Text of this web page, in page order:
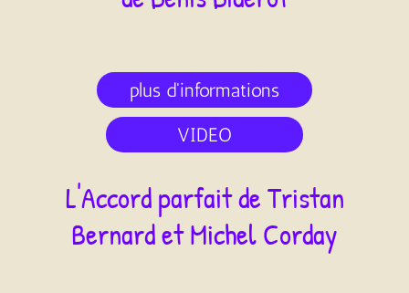
plus d'informations
VIDEO
L'Accord parfaitdeTristan
Bernard et Michel Corday